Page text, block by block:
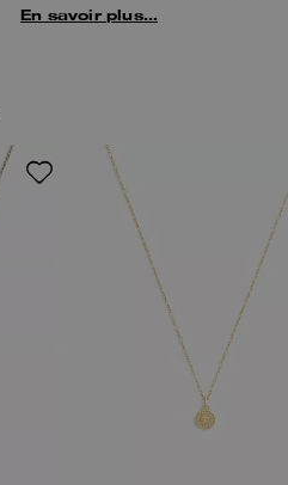
notre étiquette Coach « cheval
En savoir plus…